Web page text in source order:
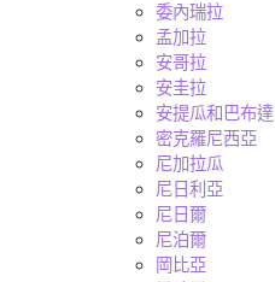
委內瑞拉
孟加拉
安哥拉
安圭拉
安提瓜和巴布達
密克羅尼西亞
尼加拉瓜
尼日利亞
尼日爾
尼泊爾
岡比亞